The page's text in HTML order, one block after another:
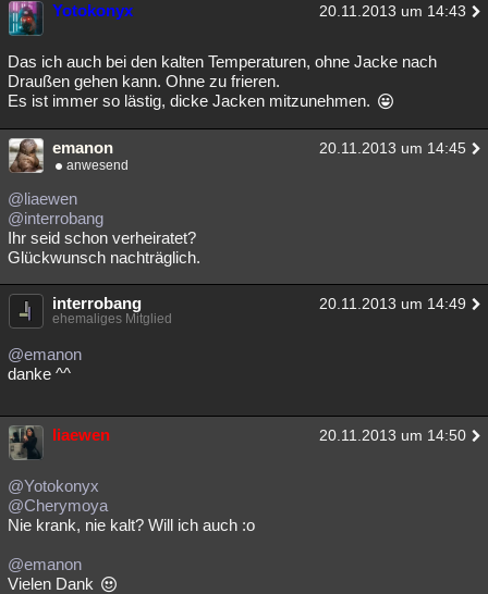
Yotokonyx 20.11.2013 um 14:43
Das ich auch bei den kalten Temperaturen, ohne Jacke nach
Draußen gehen kann. Ohne zu frieren.
Es ist immer so lästig, dicke Jacken mitzunehmen.
emanon 20.11.2013 um 14:45
anwesend
@liaewen
@interrobang
Ihr seid schon verheiratet?
Glückwunsch nachträglich.
interrobang 20.11.2013 um 14:49
ehemaliges Mitglied
@emanon
danke ^^
liaewen 20.11.2013 um 14:50
@Yotokonyx
@Cherymoya
Nie krank, nie kalt? Will ich auch :o
@emanon
Vielen Dank